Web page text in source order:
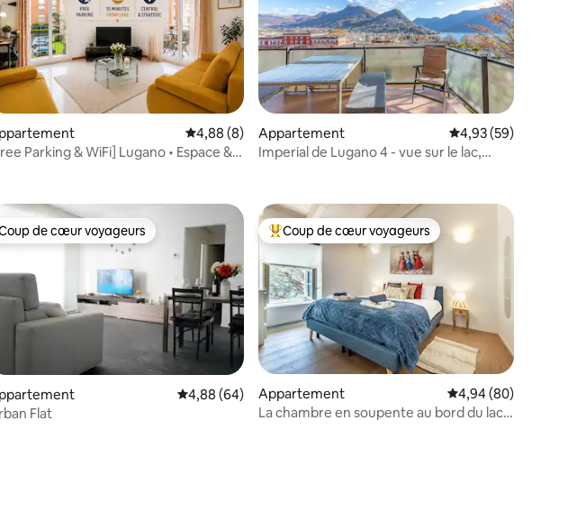
5
sur la base de 37 commentaires : 4,97 sur 5
Évaluation moyenne sur la base de 8 commentaires : 4,88 sur 5
4,88 (8)
Parking & WiFi] Lugano • Espace &
Appartement Évaluation moyenne
4,93 (59)
Imperial de Lugano 4 - vue sur le lac,
sur la base de 71 commentaires : 4,92 sur 5
Coup de cœur voyageurs
de cœur voyageurs
Évaluation moyenne sur la base de 64 commentaires : 4,88 sur 5
4,88 (64)
Flat
Coups de cœur voyageurs les plus appréciés
Coup de cœur voyageurs
Appartement Évaluation moyenne
4,94 (80)
La chambre en soupente au bord du lac à